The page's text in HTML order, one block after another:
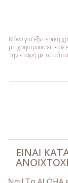
Μόνο για εξωτερική
μη χρησιμοποιείτε
την επαφή με τα
ΕΊΝΑΙ